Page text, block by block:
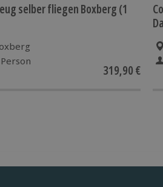
selber fliegen Boxberg (1
319,90 €